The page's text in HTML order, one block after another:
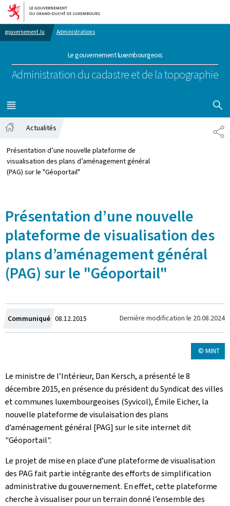
Aller au menu principal
Aller au contenu
gouvernement.lu Administrations
Le gouvernement luxembourgeois
Administration du cadastre et de la topographie
MENU
PRINCIPAL
Actualités
Présentation d’une nouvelle plateforme de
visualisation des plans d’aménagement général
(PAG) sur le "Géoportail"
Présentation d’une nouvelle
plateforme de visualisation des
plans d’aménagement général
(PAG) sur le "Géoportail"
Communiqué Crée
le
08.12.2015 Dernière modification le 20.08.2024
© MINT
Le ministre de l’Intérieur, Dan Kersch, a présenté le 8
décembre 2015, en présence du président du Syndicat des villes
et communes luxembourgeoises (Syvicol), Émile Eicher, la
nouvelle plateforme de visulaisation des plans
d’aménagement général [PAG] sur le site internet dit
"Géoportail".
Le projet de mise en place d’une plateforme de visualisation
des PAG fait partie intégrante des efforts de simplification
administrative du gouvernement. En effet, cette plateforme
cherche à visualiser pour un terrain donné l’ensemble des